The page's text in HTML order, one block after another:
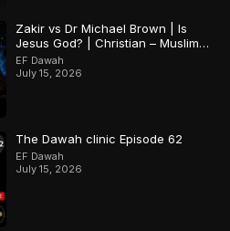
Zakir vs Dr Michael Brown | Is
Jesus God? | Christian – Muslim
Debate
EF Dawah
July 15, 2026
The Dawah clinic Episode 62
EF Dawah
July 15, 2026